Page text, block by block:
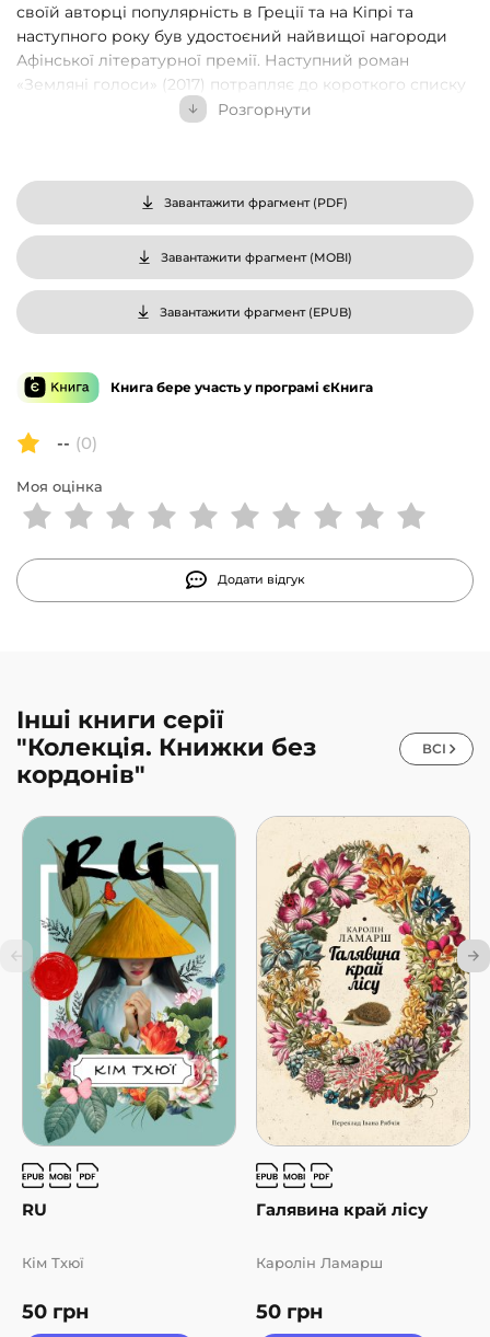
своїй авторці популярність в Греції та на Кіпрі та
наступного року був удостоєний найвищої нагороди
Афінської літературної премії. Наступний роман
«Земляні голоси» (2017) потрапляє до короткого списку
Літературної премії Кіпру. Останній натепер роман
смерті», написане за мотивами цього роману, того ж
року отримує Премію Співдружності націй за
найкраще коротке оповідання. У своїх творах Сотиріу
намагається осмислити трагічні події нещодавньої
історії Кіпру – окупацію його північної частини
Туреччиною, побачити різні «правди» громадянського
конфлікту та те, що ховається за конструюванням таких
обох його сторін, щоб відкрити очі на обопільну кривду
та несправедливість, які перетворили острів кохання
року за верcією ПЕН
Розгорнути
Завантажити фрагмент (PDF)
Завантажити фрагмент (MOBI)
Завантажити фрагмент (EPUB)
Книга бере участь у програмі єКнига
-- (0)
Моя оцінка
Додати відгук
Інші книги серії
"Колекція. Книжки без
кордонів"
ВСІ
RU
50 грн
Кім Тхюї
Галявина край лісу
50 грн
Каролін Ламарш